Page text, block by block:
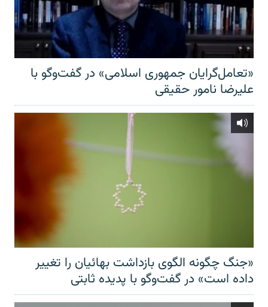
«تعامل‌گرایان جمهوری اسلامی» در گفت‌وگو با
علیرضا نامور حقیقی
«جنگ چگونه الگوی بازداشت بهائیان را تغییر
داده است» در گفت‌وگو با پدیده ثابتی